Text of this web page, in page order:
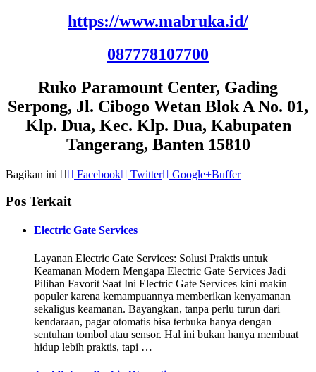
https://www.mabruka.id/
087778107700
Ruko Paramount Center, Gading
Serpong, Jl. Cibogo Wetan Blok A No. 01,
Klp. Dua, Kec. Klp. Dua, Kabupaten
Tangerang, Banten 15810
Bagikan ini Facebook Twitter Google+Buffer
Pos Terkait
Electric Gate Services
Layanan Electric Gate Services: Solusi Praktis untuk
Keamanan Modern Mengapa Electric Gate Services Jadi
Pilihan Favorit Saat Ini Electric Gate Services kini makin
populer karena kemampuannya memberikan kenyamanan
sekaligus keamanan. Bayangkan, tanpa perlu turun dari
kendaraan, pagar otomatis bisa terbuka hanya dengan
sentuhan tombol atau sensor. Hal ini bukan hanya membuat
hidup lebih praktis, tapi …